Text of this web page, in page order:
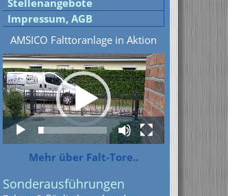
Impressum, AGB
AMSICO Falttoranlage in Aktion
Video-
Player
Mehr über Falt-Tore..
Sonderausführungen